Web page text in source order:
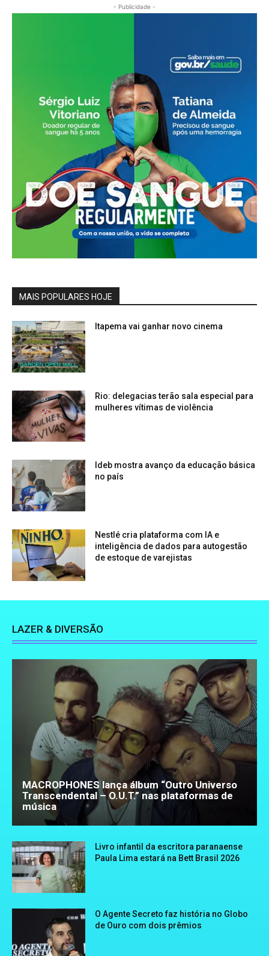
- Publicidade -
MAIS POPULARES HOJE
Itapema vai ganhar novo cinema
Rio: delegacias terão sala especial para
mulheres vítimas de violência
Ideb mostra avanço da educação básica
no país
Nestlé cria plataforma com IA e
inteligência de dados para autogestão
de estoque de varejistas
LAZER & DIVERSÃO
MACROPHONES lança álbum “Outro Universo
Transcendental – O.U.T.” nas plataformas de
música
Livro infantil da escritora paranaense
Paula Lima estará na Bett Brasil 2026
O Agente Secreto faz história no Globo
de Ouro com dois prêmios